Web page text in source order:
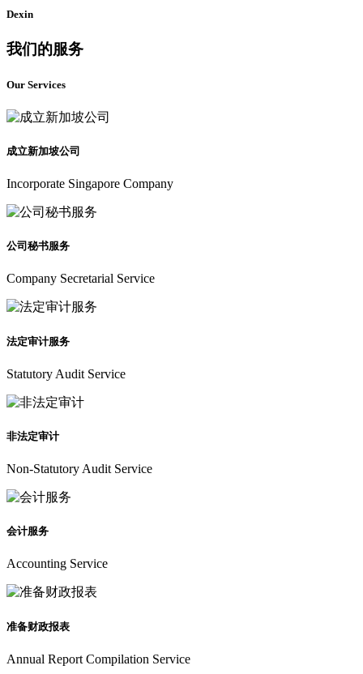
Dexin
我们的服务
Our Services
成立新加坡公司
Incorporate Singapore Company
公司秘书服务
Company Secretarial Service
法定审计服务
Statutory Audit Service
非法定审计
Non-Statutory Audit Service
会计服务
Accounting Service
准备财政报表
Annual Report Compilation Service